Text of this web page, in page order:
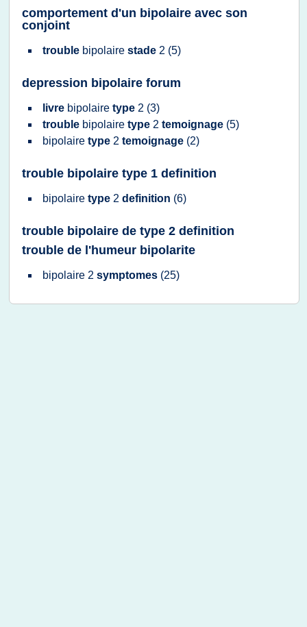
comportement d'un bipolaire avec son
conjoint
trouble bipolaire stade 2 (5)
depression bipolaire forum
livre bipolaire type 2 (3)
trouble bipolaire type 2 temoignage (5)
bipolaire type 2 temoignage (2)
trouble bipolaire type 1 definition
bipolaire type 2 definition (6)
trouble bipolaire de type 2 definition
trouble de l'humeur bipolarite
bipolaire 2 symptomes (25)